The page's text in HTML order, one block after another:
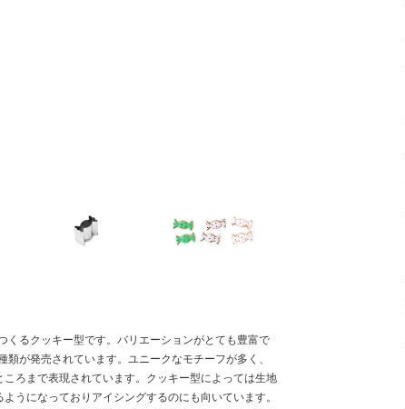
くるクッキー型です。バリエーションがとても豊富で
類が発売されています。ユニークなモチーフが多く、
ころまで表現されています。クッキー型によっては生地
うになっておりアイシングするのにも向いています。